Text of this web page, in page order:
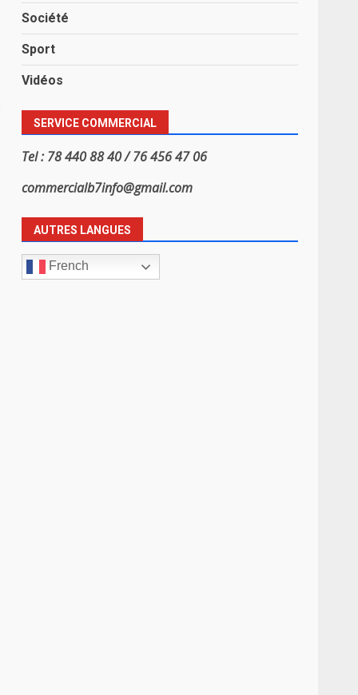
Société
Sport
Vidéos
SERVICE COMMERCIAL
Tel : 78 440 88 40 / 76 456 47 06
commercialb7info@gmail.com
AUTRES LANGUES
French